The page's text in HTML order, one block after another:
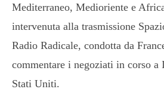
Mediterraneo, Medioriente e
intervenuta alla trasmissione
Radio Radicale, condotta da
commentare i negoziati in corso a
Stati Uniti.